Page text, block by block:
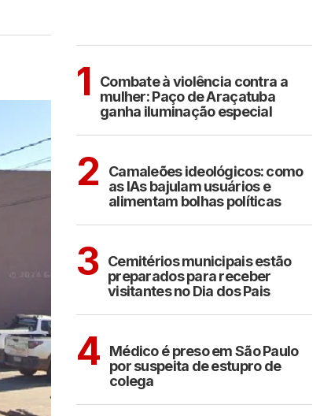
1
Combate à violência contra a
mulher: Paço de Araçatuba
ganha iluminação especial
2
Camaleões ideológicos: como
as IAs bajulam usuários e
alimentam bolhas políticas
3 Cemitérios municipais estão
preparados para receber
visitantes no Dia dos Pais
4
Médico é preso em São Paulo
por suspeita de estupro de
colega